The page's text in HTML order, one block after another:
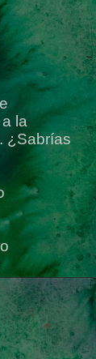
la
¿Sabrías